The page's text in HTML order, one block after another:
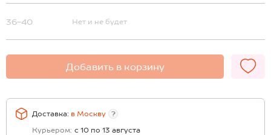
36-40 Нет и не будет
Добавить в корзину
Доставка: в Москву
?
Курьером: с 10 по 13 августа